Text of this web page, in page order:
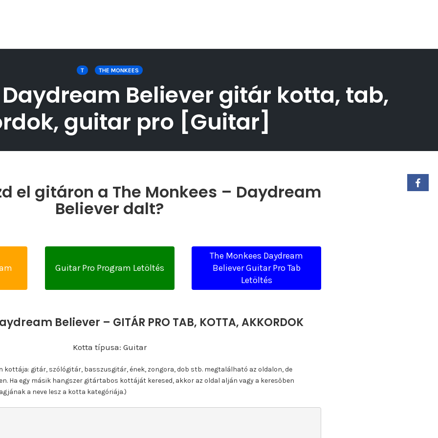
T THE MONKEES
Believer gitár kotta, tab,
guitar pro [Guitar]
el gitáron a The Monkees – Daydream
Believer dalt?
Guitar Pro Program Letöltés
The Monkees Daydream
Believer Guitar Pro Tab
Letöltés
Believer – GITÁR PRO TAB, KOTTA, AKKORDOK
Kotta típusa: Guitar
kottája: gitár, szólógitár, basszusgitár, ének, zongora, dob stb. megtalálható az oldalon, de
Ha egy másik hangszer gitártabos kottáját keresed, akkor az oldal alján vagy a keresőben
a neve lesz a kotta kategóriája.)